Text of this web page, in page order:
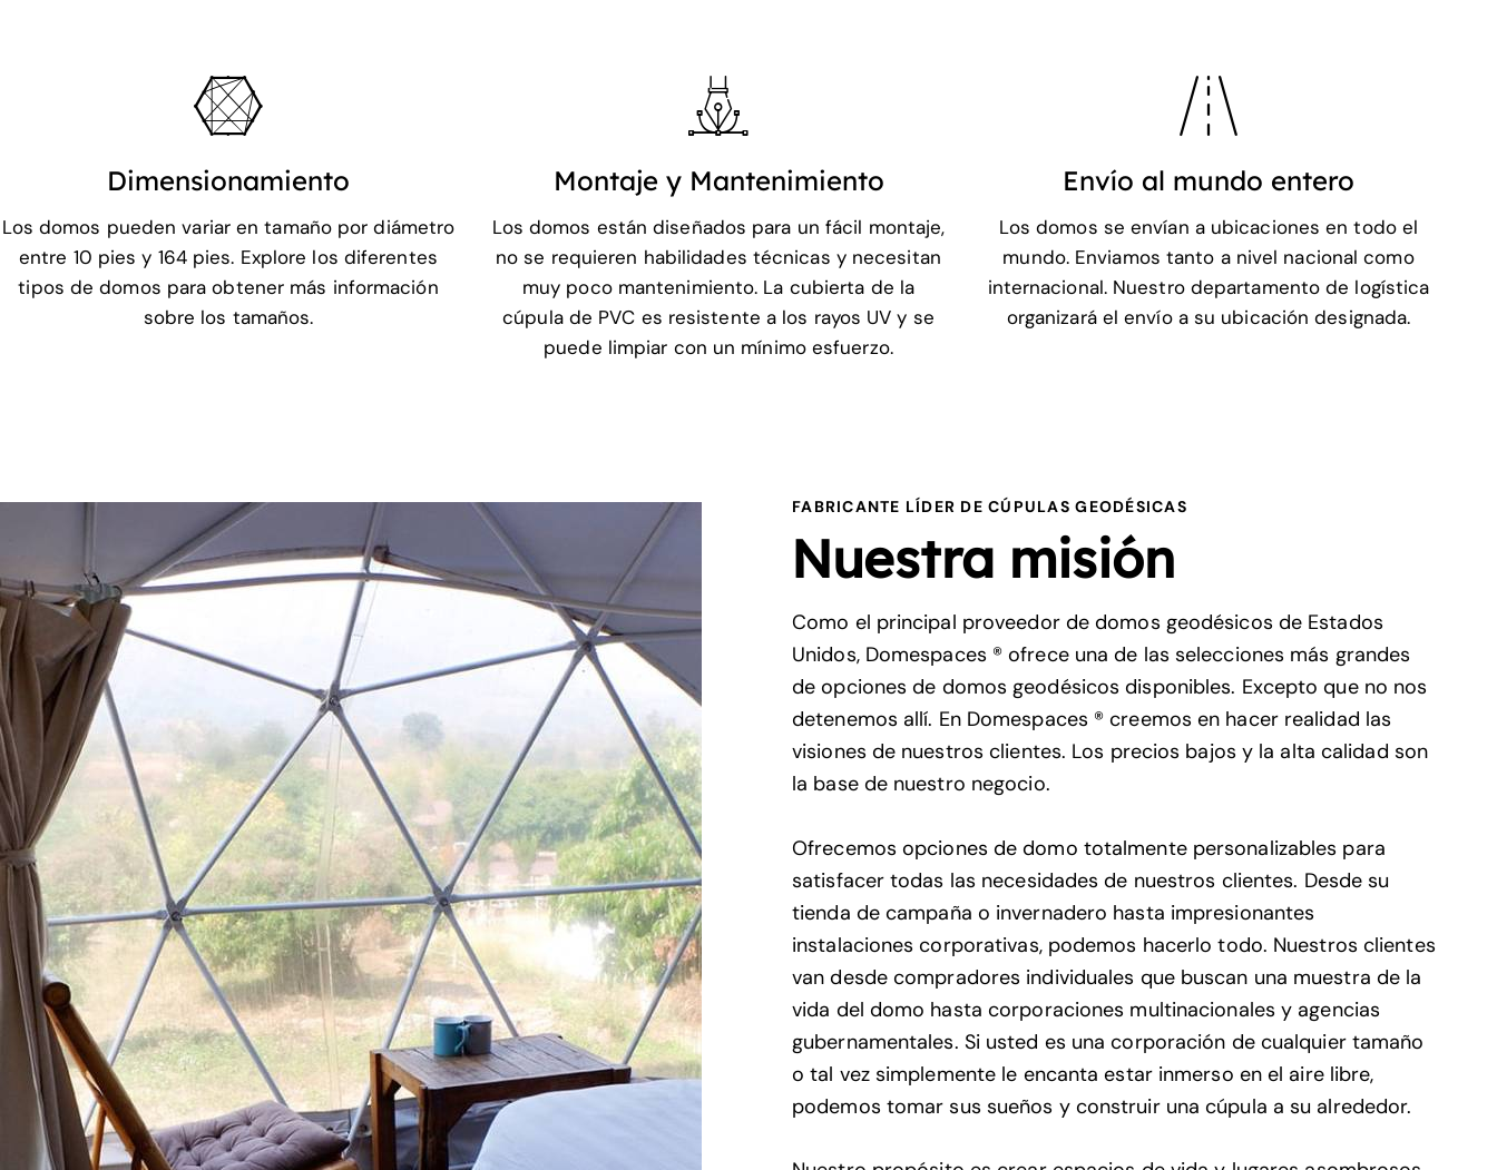
Dimensionamiento
Los domos pueden variar en tamaño por diámetro
entre 10 pies y 164 pies. Explore los diferentes
tipos de domos para obtener más información
sobre los tamaños.
Montaje y Mantenimiento
Los domos están diseñados para un fácil montaje,
no se requieren habilidades técnicas y necesitan
muy poco mantenimiento. La cubierta de la
cúpula de PVC es resistente a los rayos UV y se
puede limpiar con un mínimo esfuerzo.
Envío al mundo entero
Los domos se envían a ubicaciones en todo el
mundo. Enviamos tanto a nivel nacional como
internacional. Nuestro departamento de logística
organizará el envío a su ubicación designada.
FABRICANTE LÍDER DE CÚPULAS GEODÉSICAS
Nuestra misión
Como el principal proveedor de domos geodésicos de Estados
Unidos, Domespaces ® ofrece una de las selecciones más grandes
de opciones de domos geodésicos disponibles. Excepto que no nos
detenemos allí. En Domespaces ® creemos en hacer realidad las
visiones de nuestros clientes. Los precios bajos y la alta calidad son
la base de nuestro negocio.
Ofrecemos opciones de domo totalmente personalizables para
satisfacer todas las necesidades de nuestros clientes. Desde su
tienda de campaña o invernadero hasta impresionantes
instalaciones corporativas, podemos hacerlo todo. Nuestros clientes
van desde compradores individuales que buscan una muestra de la
vida del domo hasta corporaciones multinacionales y agencias
gubernamentales. Si usted es una corporación de cualquier tamaño
o tal vez simplemente le encanta estar inmerso en el aire libre,
podemos tomar sus sueños y construir una cúpula a su alrededor.